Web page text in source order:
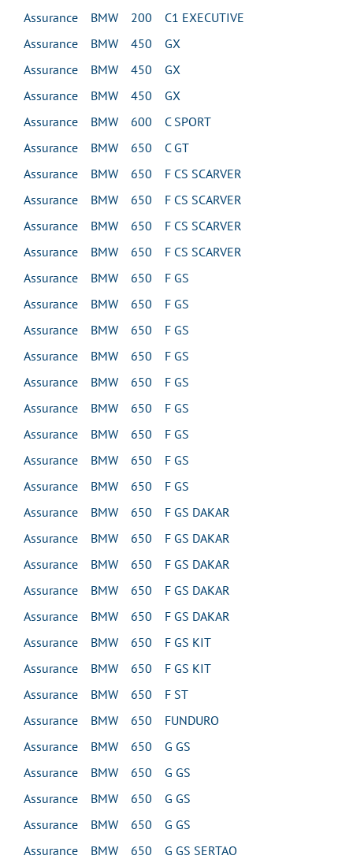
Assurance BMW 200 C1 EXECUTIVE
Assurance BMW 450 GX
Assurance BMW 450 GX
Assurance BMW 450 GX
Assurance BMW 600 C SPORT
Assurance BMW 650 C GT
Assurance BMW 650 F CS SCARVER
Assurance BMW 650 F CS SCARVER
Assurance BMW 650 F CS SCARVER
Assurance BMW 650 F CS SCARVER
Assurance BMW 650 F GS
Assurance BMW 650 F GS
Assurance BMW 650 F GS
Assurance BMW 650 F GS
Assurance BMW 650 F GS
Assurance BMW 650 F GS
Assurance BMW 650 F GS
Assurance BMW 650 F GS
Assurance BMW 650 F GS
Assurance BMW 650 F GS DAKAR
Assurance BMW 650 F GS DAKAR
Assurance BMW 650 F GS DAKAR
Assurance BMW 650 F GS DAKAR
Assurance BMW 650 F GS DAKAR
Assurance BMW 650 F GS KIT
Assurance BMW 650 F GS KIT
Assurance BMW 650 F ST
Assurance BMW 650 FUNDURO
Assurance BMW 650 G GS
Assurance BMW 650 G GS
Assurance BMW 650 G GS
Assurance BMW 650 G GS
Assurance BMW 650 G GS SERTAO